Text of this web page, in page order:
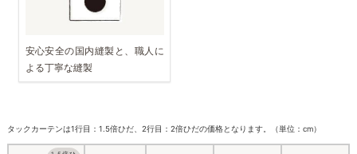
安心安全の国内縫製と、職人に
よる丁寧な縫製
タックカーテンは1行目：1.5倍ひだ、2行目：2倍ひだの価格となります。（単位：cm）